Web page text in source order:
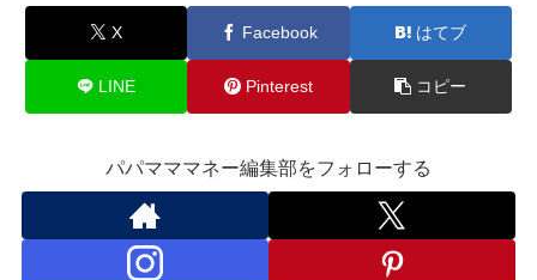
X Facebook はてブ
LINE Pinterest コピー
パパマママネー編集部をフォローする